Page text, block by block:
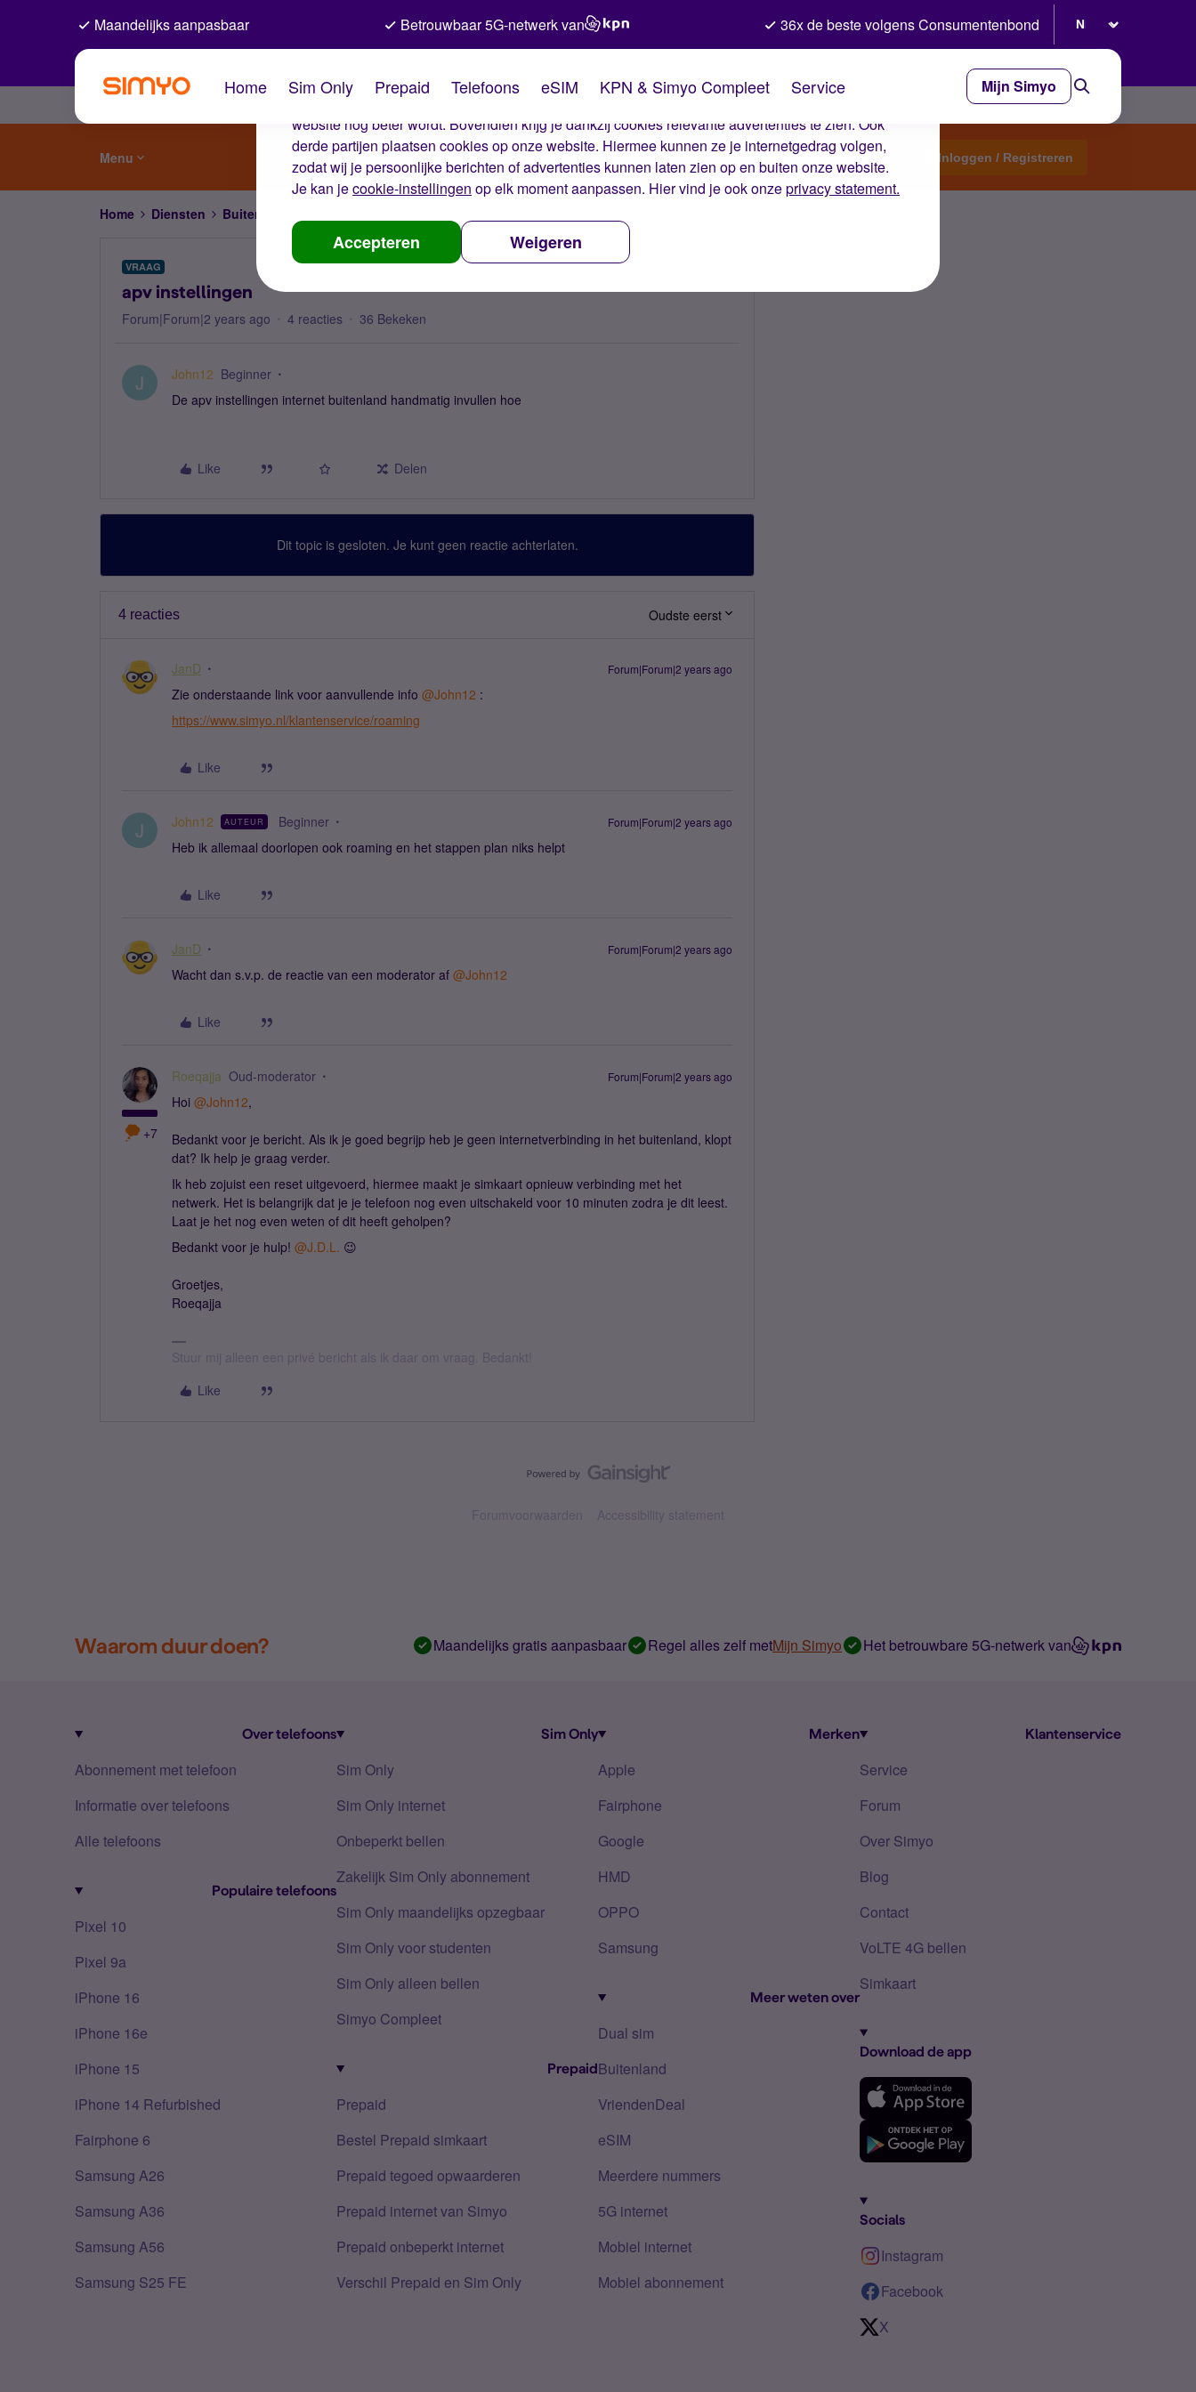
De cookies van Simyo
Wij gebruiken cookies op onze website. Met deze cookies zorgen wij ervoor dat je ervaring op de
website nog beter wordt. Bovendien krijg je dankzij cookies relevante advertenties te zien. Ook
derde partijen plaatsen cookies op onze website. Hiermee kunnen ze je internetgedrag volgen,
zodat wij je persoonlijke berichten of advertenties kunnen laten zien op en buiten onze website.
Je kan jecookie-instellingen op elk moment aanpassen. Hier vind je ook onzeprivacy statement.
Accepteren Weigeren
Maandelijks aanpasbaar Betrouwbaar 5G-netwerk van 36x de beste volgens Consumentenbond
Home Sim Only Prepaid Telefoons eSIM KPN & Simyo Compleet Service Mijn Simyo
Menu Start een topic Inloggen / Registreren
Home Diensten Buitenland
VRAAG
apv instellingen
Forum|Forum|2 years ago 4 reacties 36 Bekeken
J John12 Beginner
De apv instellingen internet buitenland handmatig invullen hoe
Like Delen
Dit topic is gesloten. Je kunt geen reactie achterlaten.
4 reacties Oudste eerst
JanD Forum|Forum|2 years ago
Zie onderstaande link voor aanvullende info @John12 :
https://www.simyo.nl/klantenservice/roaming
Like
J John12 AUTEUR Beginner Forum|Forum|2 years ago
Heb ik allemaal doorlopen ook roaming en het stappen plan niks helpt
Like
JanD Forum|Forum|2 years ago
Wacht dan s.v.p. de reactie van een moderator af @John12
Like
+7
Roeqajja Oud-moderator Forum|Forum|2 years ago
Hoi @John12,
Bedankt voor je bericht. Als ik je goed begrijp heb je geen internetverbinding in het buitenland, klopt
dat? Ik help je graag verder.
Ik heb zojuist een reset uitgevoerd, hiermee maakt je simkaart opnieuw verbinding met het
netwerk. Het is belangrijk dat je je telefoon nog even uitschakeld voor 10 minuten zodra je dit leest.
Laat je het nog even weten of dit heeft geholpen?
Bedankt voor je hulp! @J.D.L. 😉
Groetjes,
Roeqajja
Stuur mij alleen een privé bericht als ik daar om vraag. Bedankt!
Like
Forumvoorwaarden Accessibility statement
Waarom duur doen? Maandelijks gratis aanpasbaar Regel alles zelf metMijn Simyo Het betrouwbare 5G-netwerk van
Over telefoons
Abonnement met telefoon
Informatie over telefoons
Alle telefoons
Populaire telefoons
Pixel 10
Pixel 9a
iPhone 16
iPhone 16e
iPhone 15
iPhone 14 Refurbished
Fairphone 6
Samsung A26
Samsung A36
Samsung A56
Samsung S25 FE
Sim Only
Sim Only
Sim Only internet
Onbeperkt bellen
Zakelijk Sim Only abonnement
Sim Only maandelijks opzegbaar
Sim Only voor studenten
Sim Only alleen bellen
Simyo Compleet
Prepaid
Prepaid
Bestel Prepaid simkaart
Prepaid tegoed opwaarderen
Prepaid internet van Simyo
Prepaid onbeperkt internet
Verschil Prepaid en Sim Only
Merken
Apple
Fairphone
Google
HMD
OPPO
Samsung
Meer weten over
Dual sim
Buitenland
VriendenDeal
eSIM
Meerdere nummers
5G internet
Mobiel internet
Mobiel abonnement
Klantenservice
Service
Forum
Over Simyo
Blog
Contact
VoLTE 4G bellen
Simkaart
Download de app
Socials
Instagram
Facebook
X